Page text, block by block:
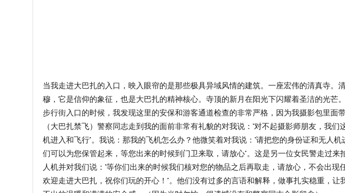
当我走进大巴扎的入口，映入眼帘的是那些极具异域风情的建筑。一座宏伟的清真寺。
穆，它是信仰的象征，也是大巴扎的精神核心。寺顶的新月在阳光下闪耀着圣洁的光芒
步行街入口的时候，我发现这里的安保和游客通道检查的非常严格，因为我摄影包里面
（大巴扎禁飞）警察同志走到我的面前非常有礼貌的对我说：“对不起摄影师朋友，我们
机进入和飞行”。我说：那我的飞机怎么办？他微笑着对我说：“请把您的身份证和无人机
们可以为您保管起来，等您出来的时候到门卫来取，请放心”。这是另一位女民警走过来
人机并对我们说：“等你们出来的时候我们核对您的物品之后再取走，请放心，不会出现
欢迎走进大巴扎，祝你们玩的开心！”。他们没有过多的言语和解释，做事扎实稳重，让